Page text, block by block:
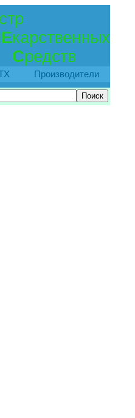
карственных
Средств
Производители